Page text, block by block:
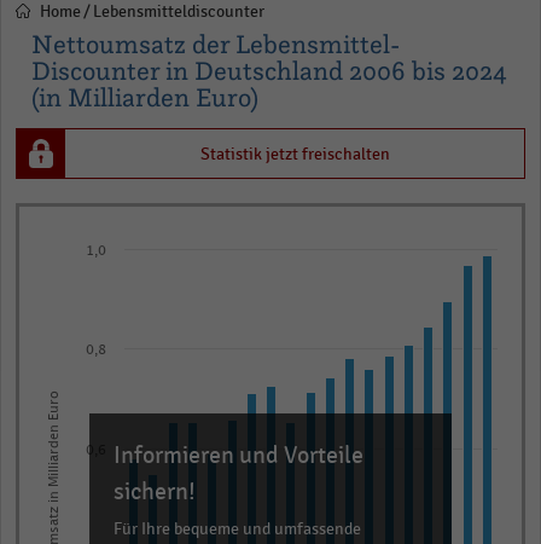
Pfadnavigation
Home Lebensmitteldiscounter
Nettoumsatz der Lebensmittel-
Discounter in Deutschland 2006 bis 2024
(in Milliarden Euro)
Statistik jetzt freischalten
chart
has
axis
Nettoumsatz in Milliarden Euro 0,6
0,8
1,0
Informieren und Vorteile
sichern!
Für Ihre bequeme und umfassende